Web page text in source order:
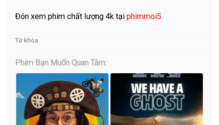
Đón xem phim chất lượng 4k tạiphimmoi5
Từ khóa
Phim Bạn Muốn Quan Tâm: